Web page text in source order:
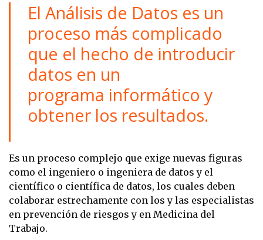
El Análisis de Datos es un
proceso más complicado
que el hecho de introducir
datos en un
programa informático y
obtener los resultados.
Es un proceso complejo que exige nuevas figuras
como el ingeniero o ingeniera de datos y el
científico o científica de datos, los cuales deben
colaborar estrechamente con los y las especialistas
en prevención de riesgos y en Medicina del
Trabajo.